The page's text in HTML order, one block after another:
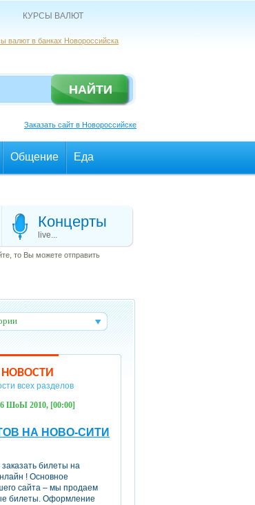
КУРСЫ ВАЛЮТ
валют в банках Новороссийска
Заказать сайт в Новороссийске
Общение Еда
Концерты
live...
то Вы можете отправить
всех разделов
ШоЫ 2010, [00:00]
НА НОВО-СИТИ
билеты на
! Основное
сайта – мы продаем
билеты. Оформление